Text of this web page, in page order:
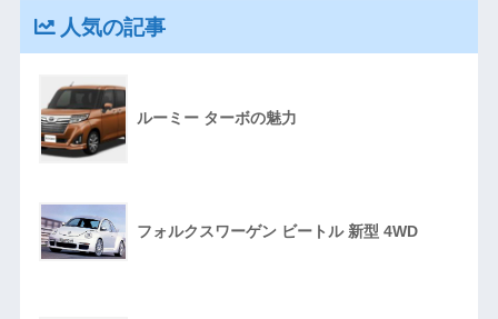
人気の記事
ルーミー ターボの魅力
フォルクスワーゲン ビートル 新型 4WD